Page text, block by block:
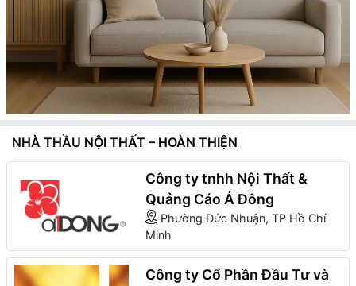
NHÀ THẦU NỘI THẤT – HOÀN THIỆN
Công ty tnhh Nội Thất &
Quảng Cáo Á Đông
Phường Đức Nhuận, TP Hồ Chí
Minh
Công ty Cổ Phần Đầu Tư và